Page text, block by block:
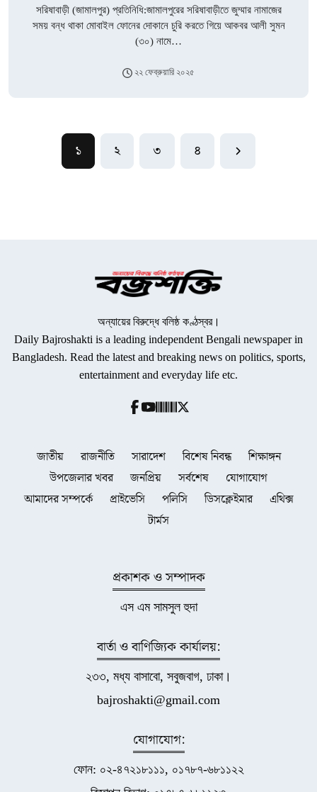
সরিষাবাড়ী (জামালপুর) প্রতিনিধি:জামালপুরের সরিষাবাড়ীতে জুম্মার নামাজের
সময় বন্ধ থাকা মোবাইল ফোনের দোকানে চুরি করতে গিয়ে আকবর আলী সুমন
(৩০) নামে…
২২ ফেব্রুয়ারি ২০২৫
১ ২ ৩ ৪
অন্যায়ের বিরুদ্ধে বলিষ্ঠ কণ্ঠস্বর।
Daily Bajroshakti is a leading independent Bengali newspaper in
Bangladesh. Read the latest and breaking news on politics, sports,
entertainment and everyday life etc.
জাতীয় রাজনীতি সারাদেশ বিশেষ নিবন্ধ
শিক্ষাঙ্গন
উপজেলার খবর
জনপ্রিয় সর্বশেষ
যোগাযোগ
আমাদের সম্পর্কে
প্রাইভেসি পলিসি ডিসক্লেইমার
এথিক্স
টার্মস
প্রকাশক ও সম্পাদক
এস এম সামসুল হুদা
বার্তা ও বাণিজ্যিক কার্যালয়:
২৩৩, মধ্য বাসাবো, সবুজবাগ, ঢাকা।
bajroshakti@gmail.com
যোগাযোগ:
ফোন: ০২-৪৭২১৮১১১, ০১৭৮৭-৬৮১১২২